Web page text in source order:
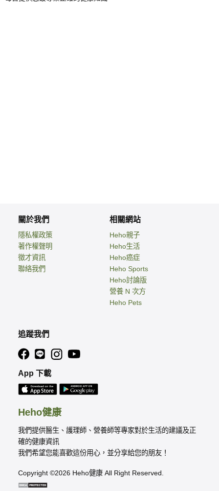
Heho健康
我們提供醫生、護理師、營養師等專家對於生活的建議及正
確的健康資訊
我們希望您能喜歡這份用心，並分享給您的朋友！
Copyright ©2026 Heho健康 All Right Reserved.
關於我們
隱私權政策
著作權聲明
徵才資訊
聯絡我們
相關網站
Heho親子
Heho生活
Heho癌症
Heho Sports
Heho討論版
營養 N 次方
Heho Pets
追蹤我們
App 下載